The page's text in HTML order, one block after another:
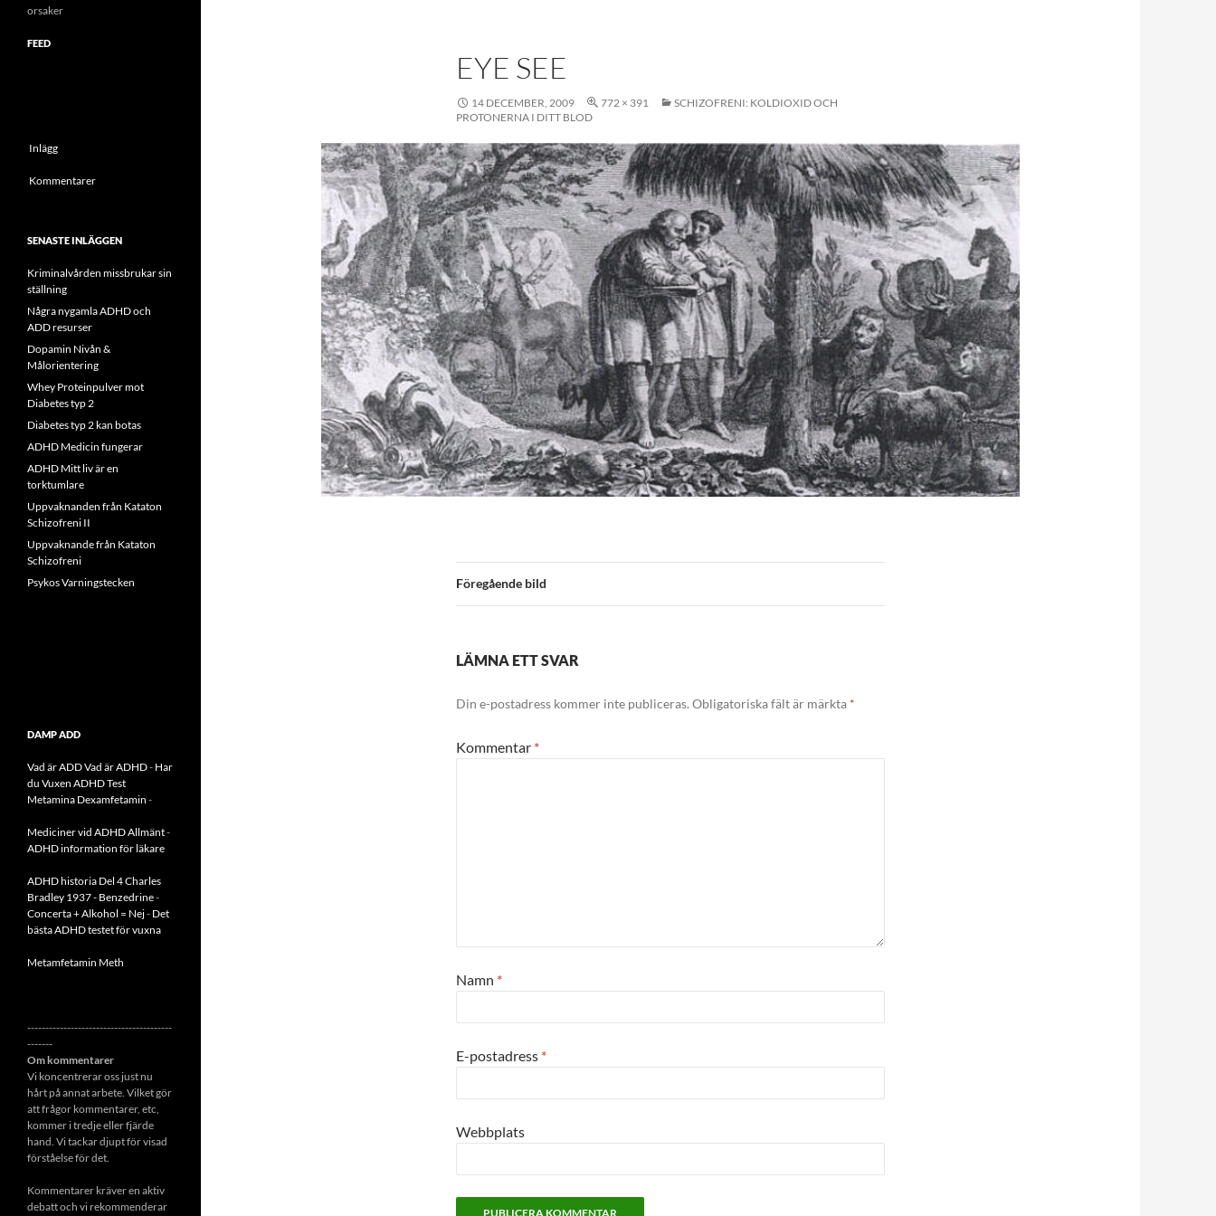
EYE SEE
14 DECEMBER, 2009 772 × 391
SCHIZOFRENI: KOLDIOXID OCH
PROTONERNA I DITT BLOD
Föregående bild
LÄMNA ETT SVAR
Din e-postadress kommer inte publiceras. Obligatoriska fält är märkta *
Kommentar *
Namn *
E-postadress *
Webbplats
orsaker
FEED
Inlägg
Kommentarer
SENASTE INLÄGGEN
Kriminalvården missbrukar sin
ställning
Några nygamla ADHD och
ADD resurser
Dopamin Nivån &
Målorientering
Whey Proteinpulver mot
Diabetes typ 2
Diabetes typ 2 kan botas
ADHD Medicin fungerar
ADHD Mitt liv är en
torktumlare
Uppvaknanden från Kataton
Schizofreni II
Uppvaknande från Kataton
Schizofreni
Psykos Varningstecken
DAMP ADD
Vad är ADDVad är ADHD- Har
du Vuxen ADHD Test
Metamina Dexamfetamin -
Mediciner vid ADHD Allmänt-
ADHD information för läkare
ADHD historia Del 4 Charles
Bradley 1937 - Benzedrine-
Concerta + Alkohol = Nej- Det
bästa ADHD testet för vuxna
Metamfetamin Meth
----------------------------------------
-------
Om kommentarer
Vi koncentrerar oss just nu
hårt på annat arbete. Vilket gör
att frågor kommentarer, etc,
kommer i tredje eller fjärde
hand. Vi tackar djupt för visad
förståelse för det.
Kommentarer kräver en aktiv
debatt och vi rekommenderar